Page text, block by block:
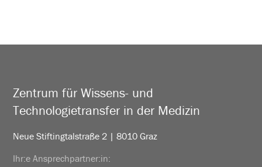
Zentrum für Wissens- und
Technologietransfer in der Medizin
Neue Stiftingtalstraße 2 | 8010 Graz
Ihr:e Ansprechpartner:in: